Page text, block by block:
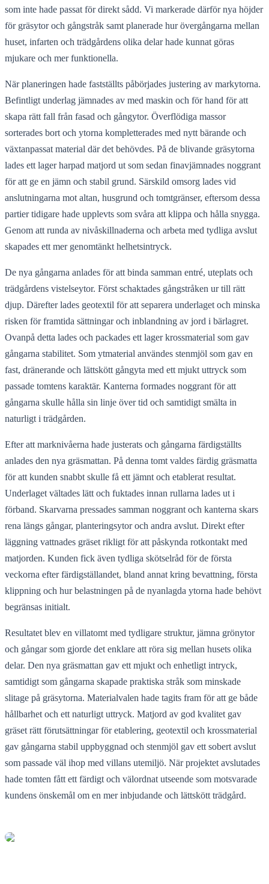
som inte hade passat för direkt sådd. Vi markerade därför nya höjder
för gräsytor och gångstråk samt planerade hur övergångarna mellan
huset, infarten och trädgårdens olika delar hade kunnat göras
mjukare och mer funktionella.
När planeringen hade fastställts påbörjades justering av markytorna.
Befintligt underlag jämnades av med maskin och för hand för att
skapa rätt fall från fasad och gångytor. Överflödiga massor
sorterades bort och ytorna kompletterades med nytt bärande och
växtanpassat material där det behövdes. På de blivande gräsytorna
lades ett lager harpad matjord ut som sedan finavjämnades noggrant
för att ge en jämn och stabil grund. Särskild omsorg lades vid
anslutningarna mot altan, husgrund och tomtgränser, eftersom dessa
partier tidigare hade upplevts som svåra att klippa och hålla snygga.
Genom att runda av nivåskillnaderna och arbeta med tydliga avslut
skapades ett mer genomtänkt helhetsintryck.
De nya gångarna anlades för att binda samman entré, uteplats och
trädgårdens vistelseytor. Först schaktades gångstråken ur till rätt
djup. Därefter lades geotextil för att separera underlaget och minska
risken för framtida sättningar och inblandning av jord i bärlagret.
Ovanpå detta lades och packades ett lager krossmaterial som gav
gångarna stabilitet. Som ytmaterial användes stenmjöl som gav en
fast, dränerande och lättskött gångyta med ett mjukt uttryck som
passade tomtens karaktär. Kanterna formades noggrant för att
gångarna skulle hålla sin linje över tid och samtidigt smälta in
naturligt i trädgården.
Efter att marknivåerna hade justerats och gångarna färdigställts
anlades den nya gräsmattan. På denna tomt valdes färdig gräsmatta
för att kunden snabbt skulle få ett jämnt och etablerat resultat.
Underlaget vältades lätt och fuktades innan rullarna lades ut i
förband. Skarvarna pressades samman noggrant och kanterna skars
rena längs gångar, planteringsytor och andra avslut. Direkt efter
läggning vattnades gräset rikligt för att påskynda rotkontakt med
matjorden. Kunden fick även tydliga skötselråd för de första
veckorna efter färdigställandet, bland annat kring bevattning, första
klippning och hur belastningen på de nyanlagda ytorna hade behövt
begränsas initialt.
Resultatet blev en villatomt med tydligare struktur, jämna grönytor
och gångar som gjorde det enklare att röra sig mellan husets olika
delar. Den nya gräsmattan gav ett mjukt och enhetligt intryck,
samtidigt som gångarna skapade praktiska stråk som minskade
slitage på gräsytorna. Materialvalen hade tagits fram för att ge både
hållbarhet och ett naturligt uttryck. Matjord av god kvalitet gav
gräset rätt förutsättningar för etablering, geotextil och krossmaterial
gav gångarna stabil uppbyggnad och stenmjöl gav ett sobert avslut
som passade väl ihop med villans utemiljö. När projektet avslutades
hade tomten fått ett färdigt och välordnat utseende som motsvarade
kundens önskemål om en mer inbjudande och lättskött trädgård.